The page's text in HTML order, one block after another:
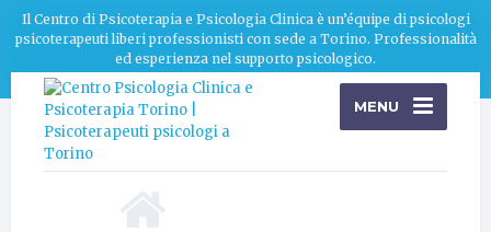
Il Centro di Psicoterapia e Psicologia Clinica è un’équipe di psicologi
psicoterapeuti liberi professionisti con sede a Torino. Professionalità
ed esperienza nel supporto psicologico.
MENU